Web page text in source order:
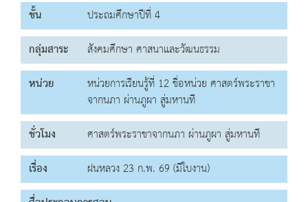
ชั้น
ประถมศึกษาปีที่ 4
กลุ่มสาระ
สังคมศึกษา ศาสนาและวัฒนธรรม
หน่วย
หน่วยการเรียนรู้ที่ 12 ชื่อหน่วย ศาสตร์พระราชา
จากนภา ผ่านภูผา สู่มหานที
ชั่วโมง
ศาสตร์พระราชาจากนภา ผ่านภูผา สู่มหานที
เรื่อง
ฝนหลวง 23 ก.พ. 69 (มีใบงาน)